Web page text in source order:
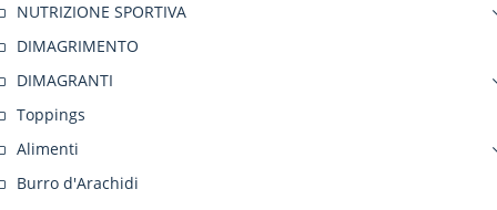
NUTRIZIONE SPORTIVA
DIMAGRIMENTO
DIMAGRANTI
Toppings
Alimenti
Burro d'Arachidi